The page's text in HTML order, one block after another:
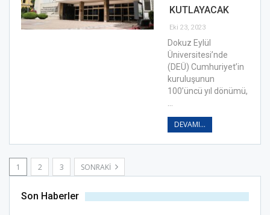
KUTLAYACAK
Eki 23, 2023
Dokuz Eylül
Üniversitesi’nde
(DEÜ) Cumhuriyet’in
kuruluşunun
100’üncü yıl dönümü,
DEVAMI...
1 2 3 SONRAKI
Son Haberler